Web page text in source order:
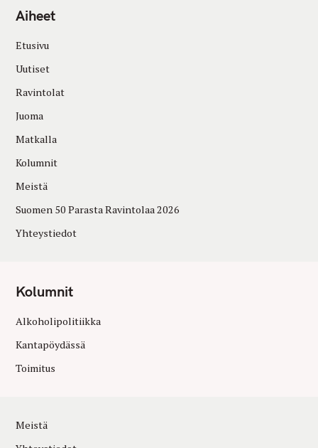
Aiheet
Etusivu
Uutiset
Ravintolat
Juoma
Matkalla
Kolumnit
Meistä
Suomen 50 Parasta Ravintolaa 2026
Yhteystiedot
Kolumnit
Alkoholipolitiikka
Kantapöydässä
Toimitus
Meistä